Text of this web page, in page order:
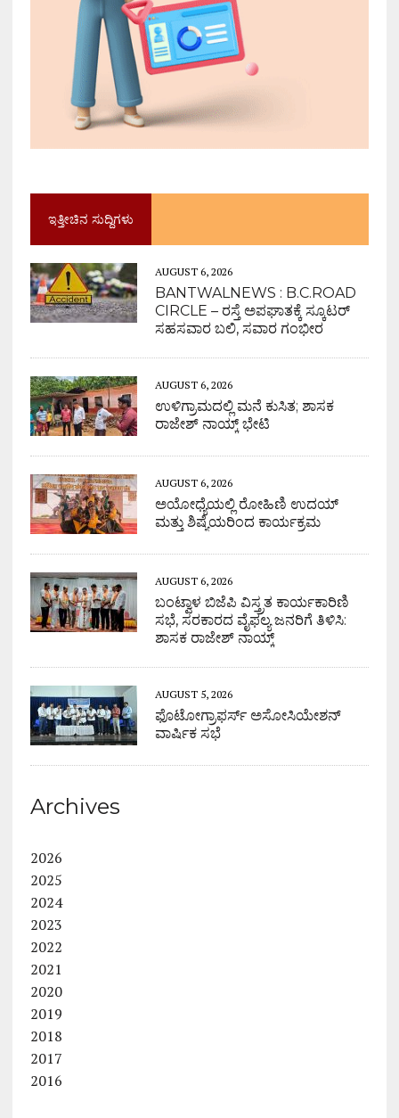
ಇತ್ತೀಚಿನ ಸುದ್ದಿಗಳು
AUGUST 6, 2026
BANTWALNEWS : B.C.ROAD
CIRCLE – ರಸ್ತೆ ಅಪಘಾತಕ್ಕೆ ಸ್ಕೂಟರ್
ಸಹಸವಾರ ಬಲಿ, ಸವಾರ ಗಂಭೀರ
AUGUST 6, 2026
ಉಳಿಗ್ರಾಮದಲ್ಲಿ ಮನೆ ಕುಸಿತ; ಶಾಸಕ
ರಾಜೇಶ್ ನಾಯ್ಕ್ ಭೇಟಿ
AUGUST 6, 2026
ಅಯೋಧ್ಯೆಯಲ್ಲಿ ರೋಹಿಣಿ ಉದಯ್
ಮತ್ತು ಶಿಷ್ಯೆಯರಿಂದ ಕಾರ್ಯಕ್ರಮ
AUGUST 6, 2026
ಬಂಟ್ವಾಳ ಬಿಜೆಪಿ ವಿಸ್ತ್ರತ ಕಾರ್ಯಕಾರಿಣಿ
ಸಭೆ, ಸರಕಾರದ ವೈಫಲ್ಯ ಜನರಿಗೆ ತಿಳಿಸಿ:
ಶಾಸಕ ರಾಜೇಶ್ ನಾಯ್ಕ್
AUGUST 5, 2026
ಫೊಟೋಗ್ರಾಫರ್ಸ್ ಅಸೋಸಿಯೇಶನ್
ವಾರ್ಷಿಕ ಸಭೆ
Archives
2026
2025
2024
2023
2022
2021
2020
2019
2018
2017
2016